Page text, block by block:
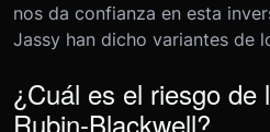
nos da confianza en esta
Jassy han dicho variantes de
¿Cuál es el riesgo de
Rubin-Blackwell?